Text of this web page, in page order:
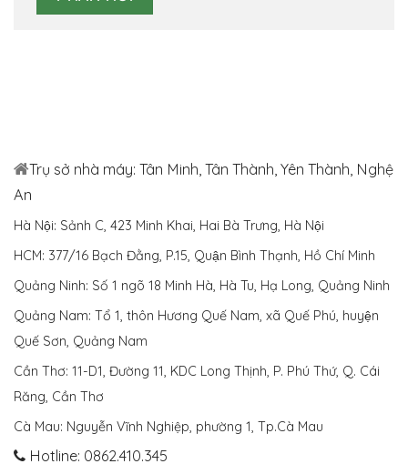
Trụ sở nhà máy: Tân Minh, Tân Thành, Yên Thành, Nghệ
An
Hà Nội: Sảnh C, 423 Minh Khai, Hai Bà Trưng, Hà Nội
HCM: 377/16 Bạch Đằng, P.15, Quận Bình Thạnh, Hồ Chí Minh
Quảng Ninh: Số 1 ngõ 18 Minh Hà, Hà Tu, Hạ Long, Quảng Ninh
Quảng Nam: Tổ 1, thôn Hương Quế Nam, xã Quế Phú, huyện
Quế Sơn, Quảng Nam
Cần Thơ: 11-D1, Đường 11, KDC Long Thịnh, P. Phú Thứ, Q. Cái
Răng, Cần Thơ
Cà Mau: Nguyễn Vĩnh Nghiệp, phường 1, Tp.Cà Mau
Hotline: 0862.410.345